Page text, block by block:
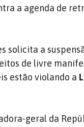
a agenda de
solicita a
de livre
estão violando a
geral da